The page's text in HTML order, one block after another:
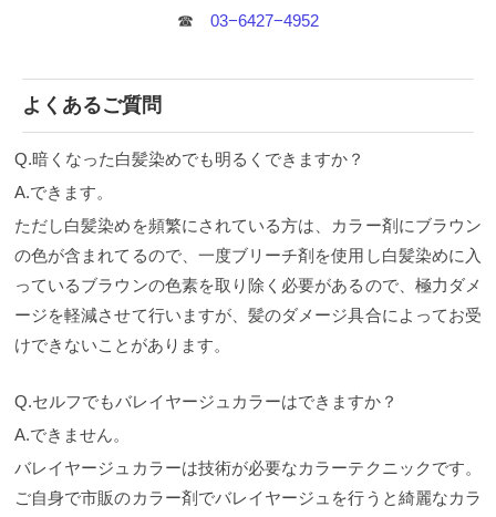
☎︎ 03−6427−4952
よくあるご質問
Q.暗くなった白髪染めでも明るくできますか？
A.できます。
ただし白髪染めを頻繁にされている方は、カラー剤にブラウン
の色が含まれてるので、一度ブリーチ剤を使用し白髪染めに入
っているブラウンの色素を取り除く必要があるので、極力ダメ
ージを軽減させて行いますが、髪のダメージ具合によってお受
けできないことがあります。
Q.セルフでもバレイヤージュカラーはできますか？
A.できません。
バレイヤージュカラーは技術が必要なカラーテクニックです。
ご自身で市販のカラー剤でバレイヤージュを行うと綺麗なカラ